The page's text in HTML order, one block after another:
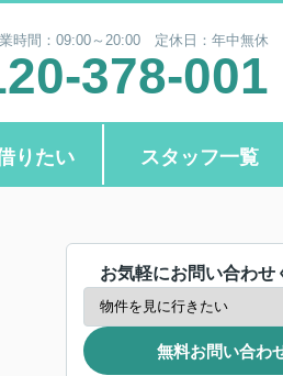
時間：09:00～20:00 定休日：年中無休
378-001
りたい スタッフ一覧
お気軽にお問い合わせ
無料お問い合わ